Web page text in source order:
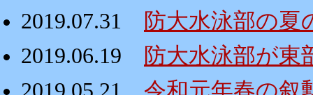
2019.07.31
防大水泳部の夏
2019.06.19
防大水泳部が東